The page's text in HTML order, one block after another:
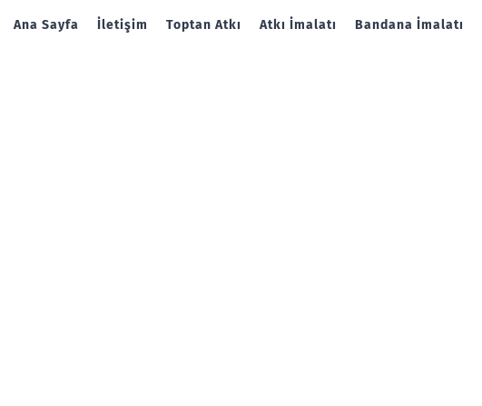
Ana Sayfa İletişim Toptan Atkı Atkı İmalatı Bandana İmalatı